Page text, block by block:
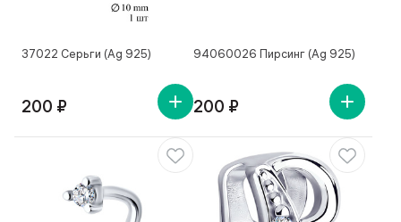
37022 Серьги (Ag 925)
200 ₽
94060026 Пирсинг (Ag 925)
200 ₽